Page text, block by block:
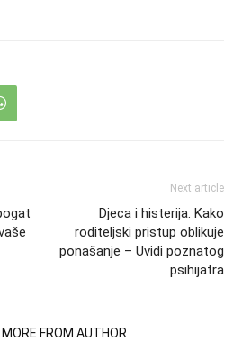
Next article
Djeca i histerija: Kako
roditeljski pristup oblikuje
ponašanje – Uvidi poznatog
psihijatra
MORE FROM AUTHOR